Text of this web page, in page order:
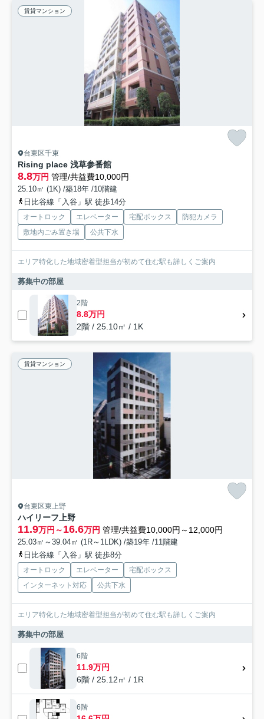
賃貸マンション
台東区千束
Rising place 浅草参番館
8.8万円 管理/共益費10,000円
25.10㎡ (1K) /築18年 /10階建
日比谷線「入谷」駅 徒歩14分
オートロック エレベーター 宅配ボックス
防犯カメラ
敷地内ごみ置き場
公共下水
エリア特化した地域密着型担当が初めて住む駅も詳しくご案内
募集中の部屋
2階
8.8万円
2階 / 25.10㎡ / 1K
賃貸マンション
台東区東上野
ハイリーフ上野
11.9万円～16.6万円 管理/共益費10,000円～12,000円
25.03㎡～39.04㎡ (1R～1LDK) /築19年 /11階建
日比谷線「入谷」駅 徒歩8分
オートロック エレベーター
宅配ボックス
インターネット対応
公共下水
エリア特化した地域密着型担当が初めて住む駅も詳しくご案内
募集中の部屋
6階
11.9万円
6階 / 25.12㎡ / 1R
6階